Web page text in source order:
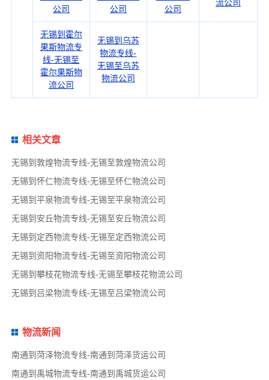
公司
公司
公司
流公司
无锡到霍尔
果斯物流专
线-无锡至
霍尔果斯物
流公司
无锡到乌苏
物流专线-
无锡至乌苏
物流公司
相关文章
无锡到敦煌物流专线-无锡至敦煌物流公司
无锡到怀仁物流专线-无锡至怀仁物流公司
无锡到平泉物流专线-无锡至平泉物流公司
无锡到安丘物流专线-无锡至安丘物流公司
无锡到定西物流专线-无锡至定西物流公司
无锡到资阳物流专线-无锡至资阳物流公司
无锡到攀枝花物流专线-无锡至攀枝花物流公司
无锡到吕梁物流专线-无锡至吕梁物流公司
物流新闻
南通到菏泽物流专线-南通到菏泽货运公司
南通到禹城物流专线-南通到禹城货运公司